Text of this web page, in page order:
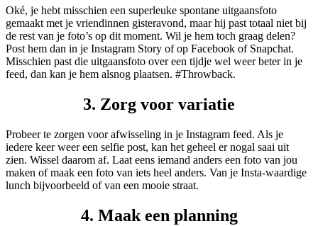
Oké, je hebt misschien een superleuke spontane uitgaansfoto
gemaakt met je vriendinnen gisteravond, maar hij past totaal niet bij
de rest van je foto’s op dit moment. Wil je hem toch graag delen?
Post hem dan in je Instagram Story of op Facebook of Snapchat.
Misschien past die uitgaansfoto over een tijdje wel weer beter in je
feed, dan kan je hem alsnog plaatsen. #Throwback.
3. Zorg voor variatie
Probeer te zorgen voor afwisseling in je Instagram feed. Als je
iedere keer weer een selfie post, kan het geheel er nogal saai uit
zien. Wissel daarom af. Laat eens iemand anders een foto van jou
maken of maak een foto van iets heel anders. Van je Insta-waardige
lunch bijvoorbeeld of van een mooie straat.
4. Maak een planning